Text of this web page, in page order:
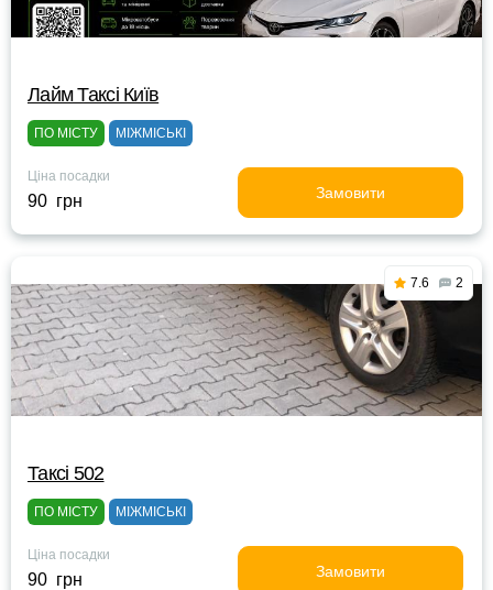
Лайм Таксі Київ
ПО МІСТУ МІЖМІСЬКІ
Ціна посадки
90 грн Замовити
7.6 2
Таксі 502
ПО МІСТУ МІЖМІСЬКІ
Ціна посадки
90 грн Замовити